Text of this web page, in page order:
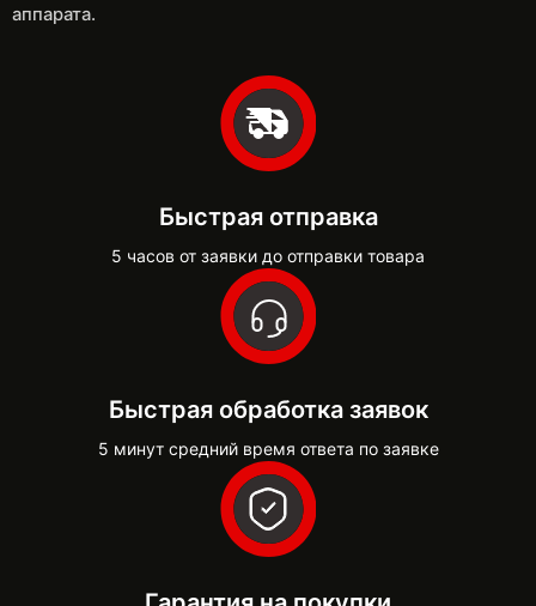
аппарата.
Быстрая отправка
5 часов от заявки до отправки товара
Быстрая обработка заявок
5 минут средний время ответа по заявке